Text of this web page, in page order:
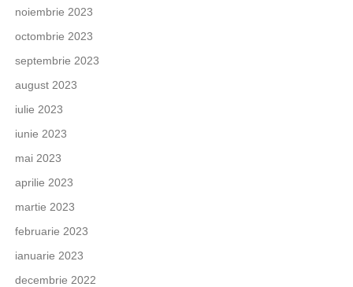
noiembrie 2023
octombrie 2023
septembrie 2023
august 2023
iulie 2023
iunie 2023
mai 2023
aprilie 2023
martie 2023
februarie 2023
ianuarie 2023
decembrie 2022